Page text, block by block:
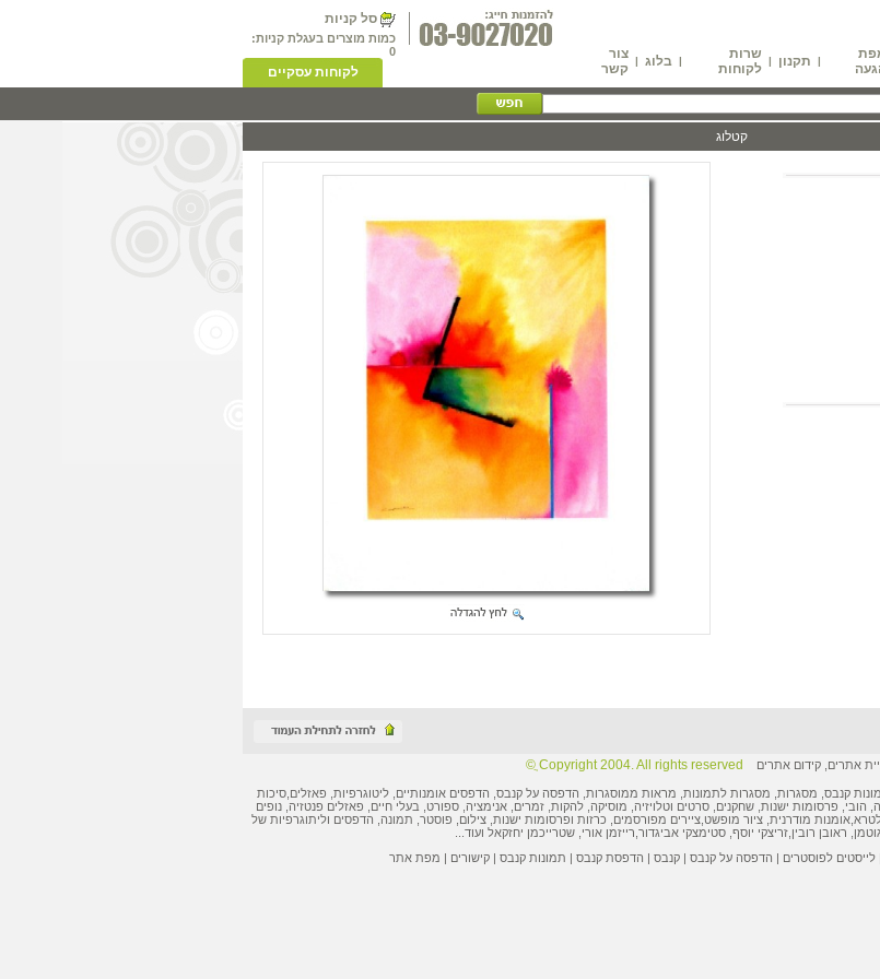
| תקנון |
שרות
לקוחות
| בלוג | צור
קשר
סל קניות
כמות מוצרים בעגלת קניות:
0
לקוחות עסקיים
קטלוג
אתרים ,קידום אתרים Copyright 2004. All rights reserved ֲ©
קנבס, מסגרות, מסגרות לתמונות , מראות ממוסגרות, הדפסה על קנבס הדפסים אומנותיים ,ליטוגרפיות פאזלים ,סיכות
הובי, פרסומות ישנות , שחקנים, סרטים וטלויזיה, מוסיקה, להקות, זמרים, אנימציה, ספורט, בעלי חיים, פאזלים פנטזיה, נופים
אומנות מודרנית ציור מופשט ציירים מפורסמים כרזות ופרסומות ישנות, צילום, פוסטר, תמונה, הדפסים וליתוגרפיות של
ראובן רובין זריצקי יוסף סטימצקי אביגדור רייזמן אורי שטרייכמן יחזקאל ועוד...
|לייסטים לפוסטרים | הדפסה על קנבס |קנבס | הדפסת קנבס | תמונות קנבס |קישורים | מפת אתר